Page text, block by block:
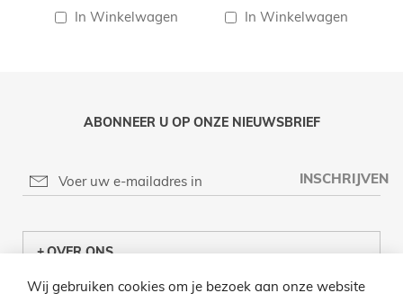
In Winkelwagen In Winkelwagen
ABONNEER U OP ONZE NIEUWSBRIEF
INSCHRIJVEN
OVER ONS
KLANTENCENTRUM
Wij gebruiken cookies om je bezoek aan onze website